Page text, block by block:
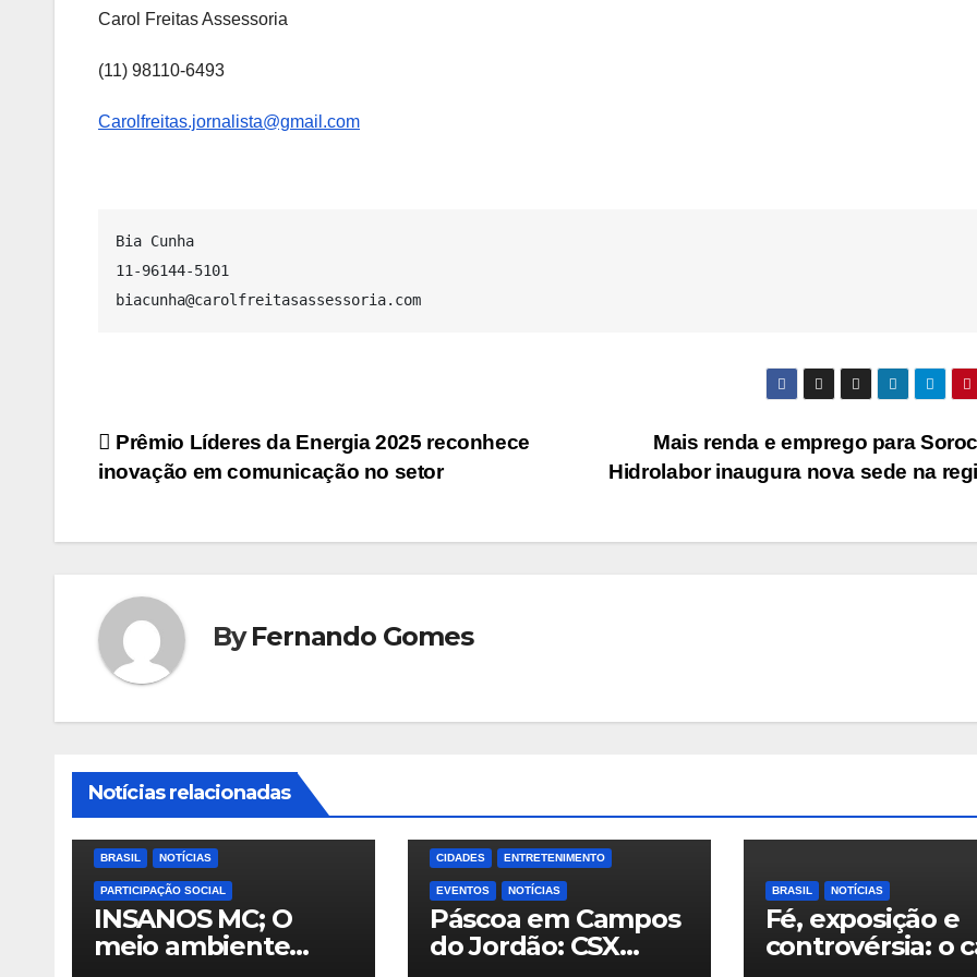
Carol Freitas Assessoria
(11) 98110-6493
Carolfreitas.jornalista@gmail.com
Bia Cunha
11-96144-5101
biacunha@carolfreitasassessoria.com
Navegação
Post
Mais renda e emprego para
Hidrolabor inaugura nova sede na
Prêmio Líderes da Energia 2025 reconhece
inovação em comunicação no setor
ByFernando Gomes
Notícias relacionadas
BRASIL NOTÍCIAS
PARTICIPAÇÃO SOCIAL
INSANOS MC; O
meio ambiente
CIDADES ENTRETENIMENTO
EVENTOS NOTÍCIAS
Páscoa em Campos
do Jordão: CSX
BRASIL NOTÍCIAS
Fé, exposição e
controvérsia: o